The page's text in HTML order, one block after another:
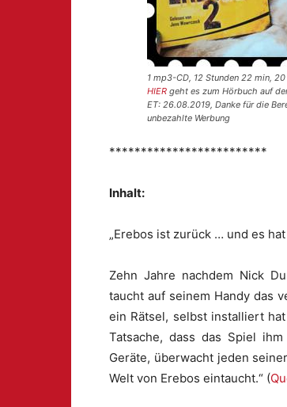
1 mp3-CD, 12 Stunden 22 min,
HIER geht es zum Hörbuch auf
ET: 26.08.2019, Danke für die
unbezahlte Werbung
*************************
Inhalt:
„Erebos ist zurück … und es
Zehn Jahre nachdem Nick
taucht auf seinem Handy das
ein Rätsel, selbst installiert
Tatsache, dass das Spiel
Geräte, überwacht jeden
Welt von Erebos eintaucht.“ (